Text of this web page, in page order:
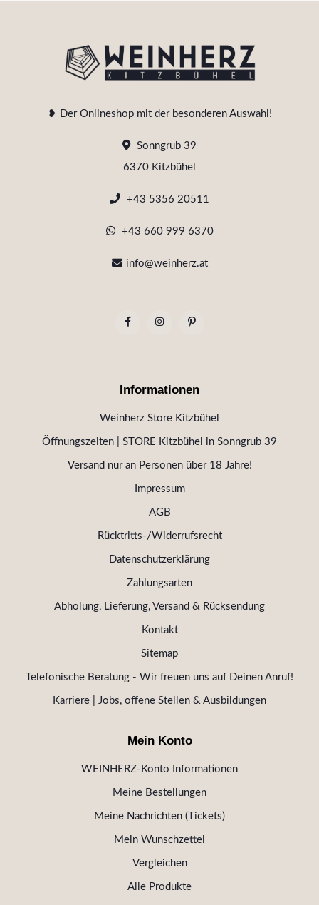
❥ Der Onlineshop mit der besonderen Auswahl!
Sonngrub 39
6370 Kitzbühel
+43 5356 20511
+43 660 999 6370
info@weinherz.at
Informationen
Weinherz Store Kitzbühel
Öffnungszeiten | STORE Kitzbühel in Sonngrub 39
Versand nur an Personen über 18 Jahre!
Impressum
AGB
Rücktritts-/Widerrufsrecht
Datenschutzerklärung
Zahlungsarten
Abholung, Lieferung, Versand & Rücksendung
Kontakt
Sitemap
Telefonische Beratung - Wir freuen uns auf Deinen Anruf!
Karriere | Jobs, offene Stellen & Ausbildungen
Mein Konto
WEINHERZ-Konto Informationen
Meine Bestellungen
Meine Nachrichten (Tickets)
Mein Wunschzettel
Vergleichen
Alle Produkte